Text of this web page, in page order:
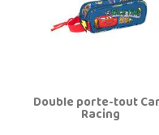
Double porte-tout
Racing